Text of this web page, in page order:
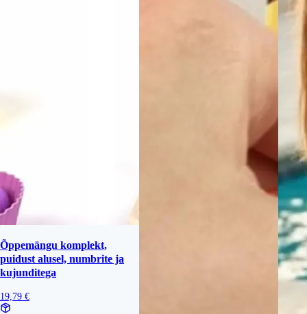
Õppemängu komplekt,
puidust alusel, numbrite ja
kujunditega
19,79 €